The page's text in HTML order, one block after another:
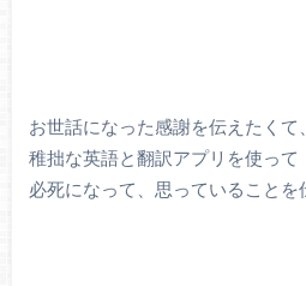
お世話になった感謝を伝えたくて、
稚拙な英語と翻訳アプリを使って
必死になって、思っていることを